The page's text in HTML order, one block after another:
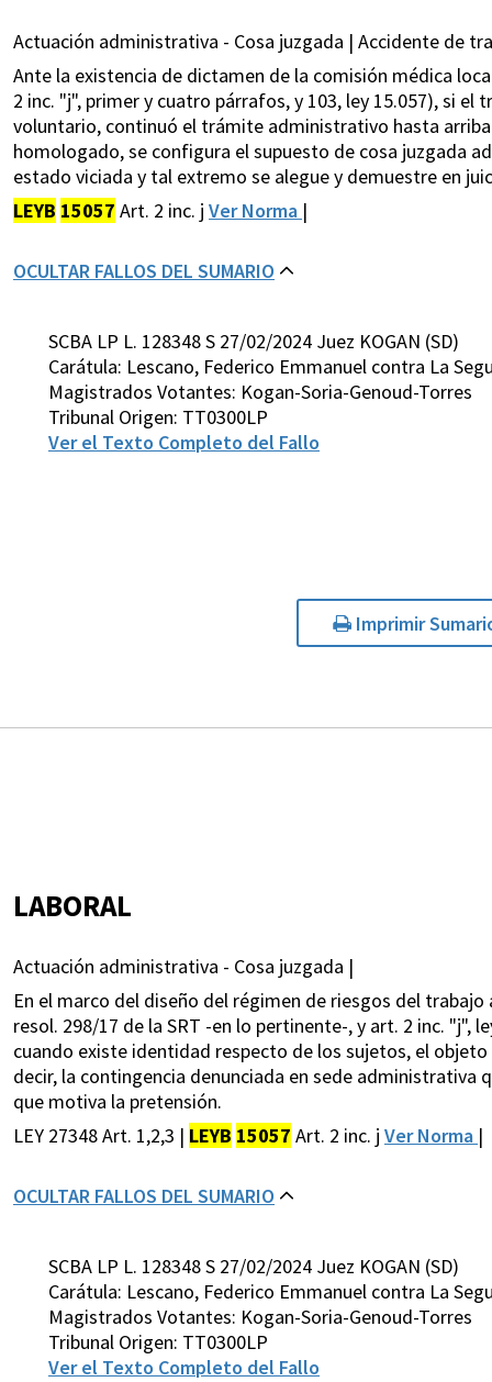
Actuación administrativa - Cosa juzgada | Accidente de
Ante la existencia de dictamen de la comisión médica
2 inc. "j", primer y cuatro párrafos, y 103, ley 15.057), si
voluntario, continuó el trámite administrativo hasta
homologado, se configura el supuesto de cosa juzgada
estado viciada y tal extremo se alegue y demuestre en
LEYB 15057 Art. 2 inc. j Ver Norma |
OCULTAR FALLOS DEL SUMARIO
SCBA LP L. 128348 S 27/02/2024 Juez KOGAN (SD)
Carátula: Lescano, Federico Emmanuel contra La
Magistrados Votantes: Kogan-Soria-Genoud-Torres
Tribunal Origen: TT0300LP
Ver el Texto Completo del Fallo
Imprimir
LABORAL
Actuación administrativa - Cosa juzgada |
En el marco del diseño del régimen de riesgos del trabajo
resol. 298/17 de la SRT -en lo pertinente-, y art. 2 inc. "j",
cuando existe identidad respecto de los sujetos, el
decir, la contingencia denunciada en sede administrativa
que motiva la pretensión.
LEY 27348 Art. 1,2,3 | LEYB 15057 Art. 2 inc. j Ver Norma |
OCULTAR FALLOS DEL SUMARIO
SCBA LP L. 128348 S 27/02/2024 Juez KOGAN (SD)
Carátula: Lescano, Federico Emmanuel contra La
Magistrados Votantes: Kogan-Soria-Genoud-Torres
Tribunal Origen: TT0300LP
Ver el Texto Completo del Fallo